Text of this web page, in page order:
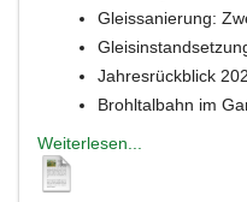
Gleissanierung:
Jahresrückblick
Brohltalbahn im
Weiterlesen...